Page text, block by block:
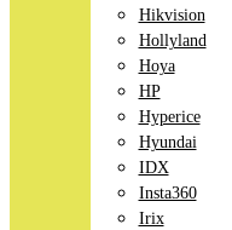
Hikvision
Hollyland
Hoya
HP
Hyperice
Hyundai
IDX
Insta360
Irix